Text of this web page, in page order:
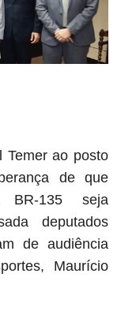
Temer ao posto
de que
BR-135 seja
deputados
de audiência
Maurício